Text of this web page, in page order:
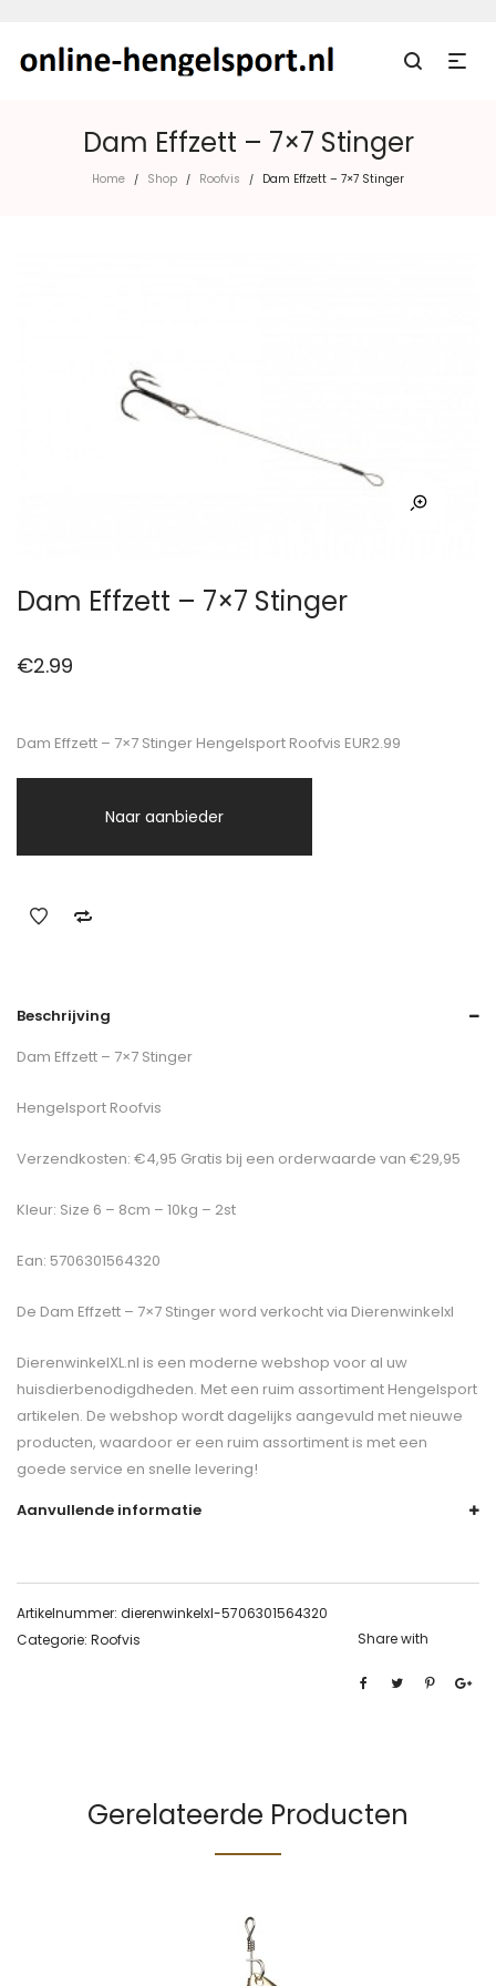
Dam Effzett – 7×7 Stinger
Home / Shop / Roofvis / Dam Effzett – 7×7 Stinger
Dam Effzett – 7×7 Stinger
€2.99
Dam Effzett – 7×7 Stinger Hengelsport Roofvis EUR2.99
Naar aanbieder
Beschrijving
Dam Effzett – 7×7 Stinger
Hengelsport Roofvis
Verzendkosten: €4,95 Gratis bij een orderwaarde van €29,95
Kleur: Size 6 – 8cm – 10kg – 2st
Ean: 5706301564320
De Dam Effzett – 7×7 Stingerword verkocht via Dierenwinkelxl
DierenwinkelXL.nl is een moderne webshop voor al uw
huisdierbenodigdheden. Met een ruim assortiment Hengelsport
artikelen. De webshop wordt dagelijks aangevuld met nieuwe
producten, waardoor er een ruim assortiment is met een
goede service en snelle levering!
Aanvullende informatie
Artikelnummer: dierenwinkelxl-5706301564320
Categorie: Roofvis Share with
Gerelateerde Producten